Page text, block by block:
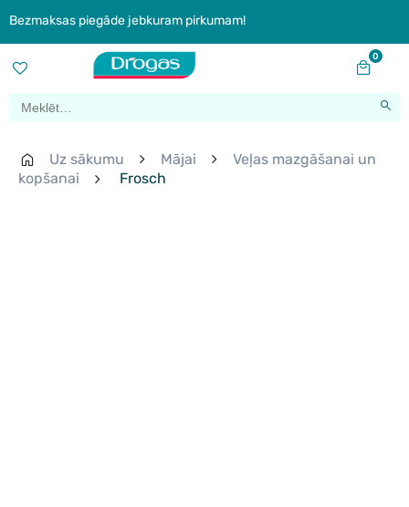
Bezmaksas piegāde jebkuram pirkumam!
0
Uz sākumu Mājai
Veļas mazgāšanai un
kopšanai
Frosch